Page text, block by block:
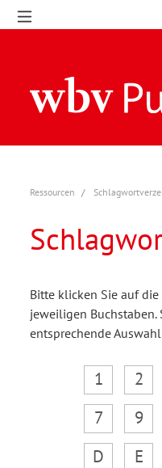
Ressourcen
Bitte klicken Sie auf
jeweiligen
entsprechende
1 2
7
9
D
E